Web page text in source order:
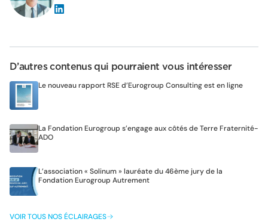
D’autres contenus qui pourraient vous intéresser
Le nouveau rapport RSE d’Eurogroup Consulting est en ligne
La Fondation Eurogroup s’engage aux côtés de Terre Fraternité-
ADO
L’association « Solinum » lauréate du 46ème jury de la
Fondation Eurogroup Autrement
VOIR TOUS NOS ÉCLAIRAGES